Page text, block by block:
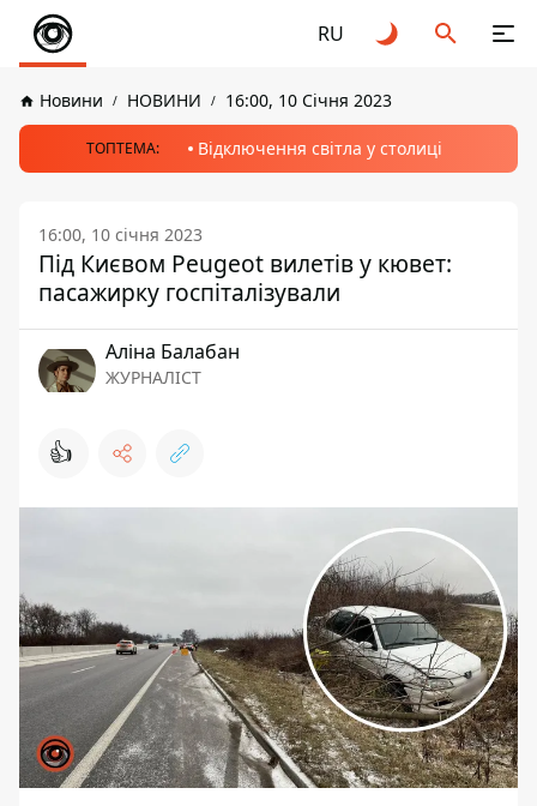
RU
Новини НОВИНИ 16:00, 10 Січня 2023
ТОПТЕМА: Відключення світла у столиці
16:00, 10 січня 2023
Під Києвом Peugeot вилетів у кювет:
пасажирку госпіталізували
Аліна Балабан
ЖУРНАЛІСТ
👍